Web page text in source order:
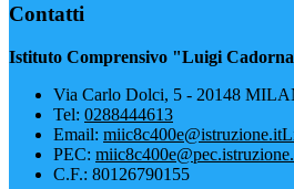
Contatti
Istituto Comprensivo "Luigi
Via Carlo Dolci, 5 - 20148
Tel: 0288444613
Email: miic8c400e@istruzione.it
PEC:
C.F.: 80126790155